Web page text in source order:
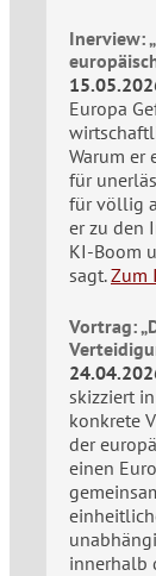
Inerview:
Europa
Warum er
für
für völlig
er zu den
KI-Boom
sagt. Zum
Vortrag:
skizziert
konkrete
der
einen
innerhalb